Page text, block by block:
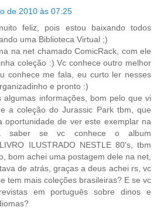
de 2010 às 07:25
feliz, pois estou baixando todos
uma Biblioteca Virtual ;)
na net chamado ComicRack, com ele
coleção :) Vc conhece outro melhor
conhece me fala, eu curto ler nesses
e pronto :)
algumas informações, bom pelo que vi
a coleção do Jurassic Park tbm, que
oportunidade de ver este exemplar na
saber se vc conhece o album
ILUSTRADO NESTLE 80's, tbm
bom achei uma postagem dele na net,
de atrás, graças a deus achei rs, vc
tem mais coleções brasileiras? E se vc
em português sobre dinos e